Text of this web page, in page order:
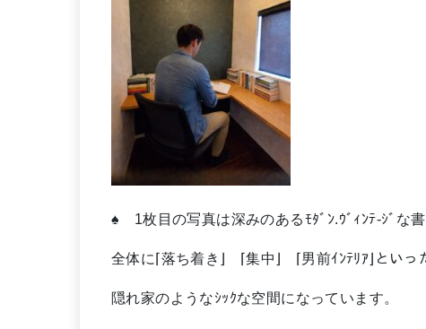
♠ 1枚目の写真は深みのあるﾓﾀﾞﾝ.ｳﾞｨﾝﾃ-ｼﾞな書
全体に⌈落ち着き⌋ ⌈集中⌋ ⌈男前ｲﾝﾃﾘｱ⌋といっ
隠れ家のようなｼｯｸな空間になっています。